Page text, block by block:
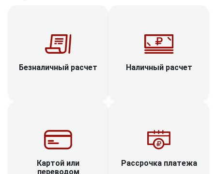
Безналичный расчет Наличный расчет
Картой или
переводом
Рассрочка платежа